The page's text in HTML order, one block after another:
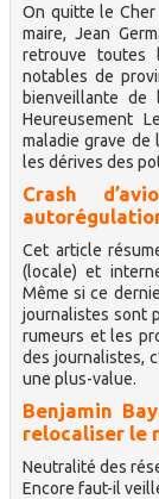
On quitte le Cher
maire, Jean
retrouve toutes
notables de
bienveillante de
Heureusement
maladie grave de
les dérives des
Crash
Cet article
(locale) et
Même si ce
journalistes sont
rumeurs et les
des journalistes,
une plus-value.
Benjamin
relocaliser le
Neutralité des
Encore faut-il